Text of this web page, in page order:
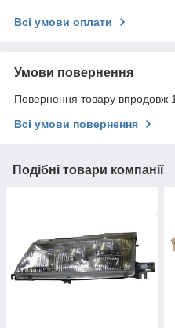
Всі умови оплати
Умови повернення
Повернення товару впродовж
Всі умови повернення
Подібні товари компанії